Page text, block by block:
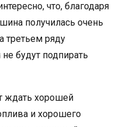
что, благодаря
получилась очень
третьем ряду
будут подпирать
ждать хорошей
и хорошего